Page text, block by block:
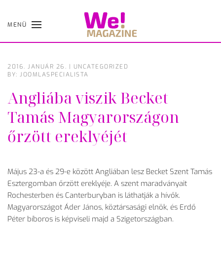
Skip
MENÜ
2016. JANUÁR 26. | UNCATEGORIZED
BY: JOOMLASPECIALISTA
Angliába viszik Becket
Tamás Magyarországon
őrzött ereklyéjét
Május 23-a és 29-e között Angliában lesz Becket Szent Tamás
Esztergomban őrzött ereklyéje. A szent maradványait
Rochesterben és Canterburyban is láthatják a hívők.
Magyarországot Áder János, köztársasági elnök, és Erdő
Péter bíboros is képviseli majd a Szigetországban.